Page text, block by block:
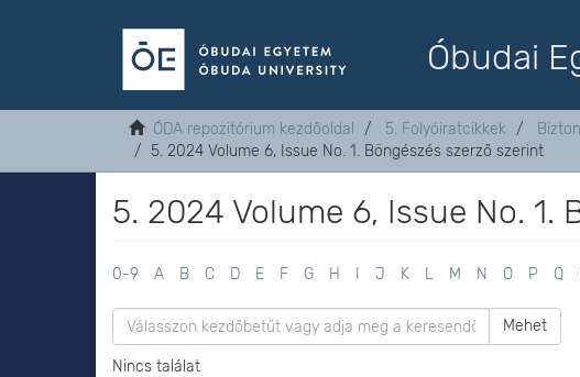
Óbudai
ÓDA repozitórium kezdőoldal 5. Folyóiratcikkek
5. 2024 Volume 6, Issue No. 1. Böngészés szerző szerint
5. 2024 Volume 6, Issue No. 1.
0-9 A B C D E F G H J K L M N O P Q
Mehet
Nincs találat